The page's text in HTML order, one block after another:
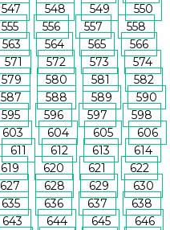
547 548 549
550
555 556 557
558
563 564 565
566
571 572 573
574
579 580 581
582
587 588 589
590
595 596 597
598
603 604 605
606
611 612 613
614
619 620 621
622
627 628 629
630
635 636 637
638
643 644 645
646